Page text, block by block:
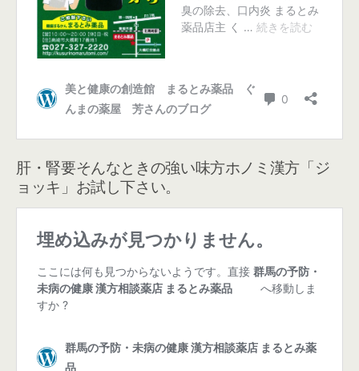
肝・腎要そんなときの強い味方ホノミ漢方「ジ
ョッキ」お試し下さい。